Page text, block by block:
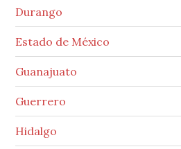
Durango
Estado de México
Guanajuato
Guerrero
Hidalgo